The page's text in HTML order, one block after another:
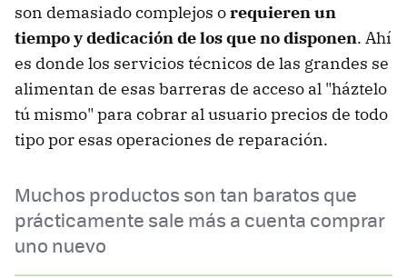
son demasiado complejos orequieren un
tiempo y dedicación de los que no disponen. Ahí
es donde los servicios técnicos de las grandes se
alimentan de esas barreras de acceso al "háztelo
tú mismo" para cobrar al usuario precios de todo
tipo por esas operaciones de reparación.
Muchos productos son tan baratos que
prácticamente sale más a cuenta comprar
uno nuevo